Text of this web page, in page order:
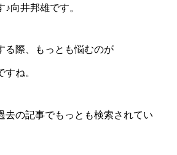
向井邦雄です。
る際、もっとも悩むのが
すね。
去の記事でもっとも検索されてい